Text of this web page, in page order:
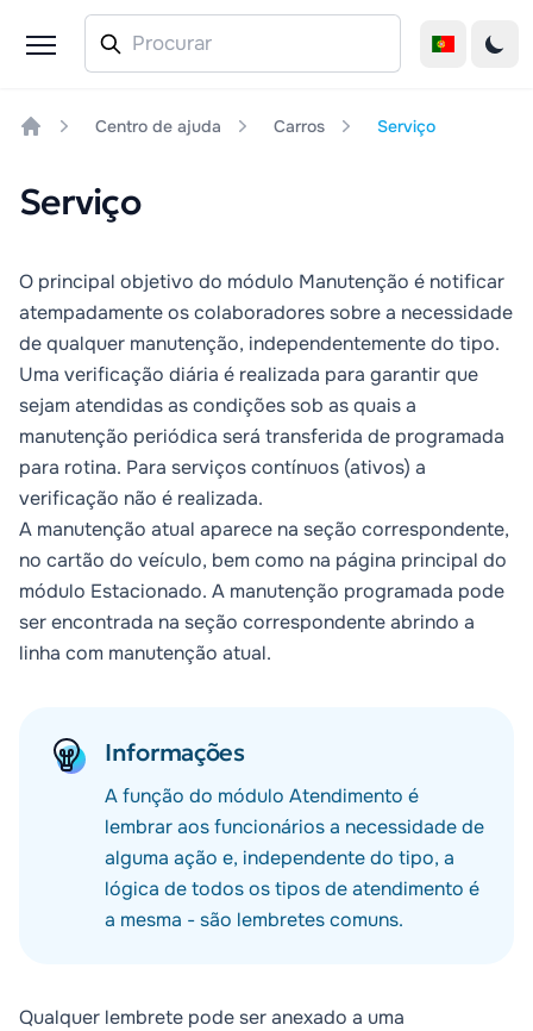
Centro de ajuda Carros Serviço
Serviço
O principal objetivo do módulo Manutenção é notificar
atempadamente os colaboradores sobre a necessidade
de qualquer manutenção, independentemente do tipo.
Uma verificação diária é realizada para garantir que
sejam atendidas as condições sob as quais a
manutenção periódica será transferida de programada
para rotina. Para serviços contínuos (ativos) a
verificação não é realizada.
A manutenção atual aparece na seção correspondente,
no cartão do veículo, bem como na página principal do
módulo Estacionado. A manutenção programada pode
ser encontrada na seção correspondente abrindo a
linha com manutenção atual.
Informações
A função do módulo Atendimento é
lembrar aos funcionários a necessidade de
alguma ação e, independente do tipo, a
lógica de todos os tipos de atendimento é
a mesma - são lembretes comuns.
Qualquer lembrete pode ser anexado a uma